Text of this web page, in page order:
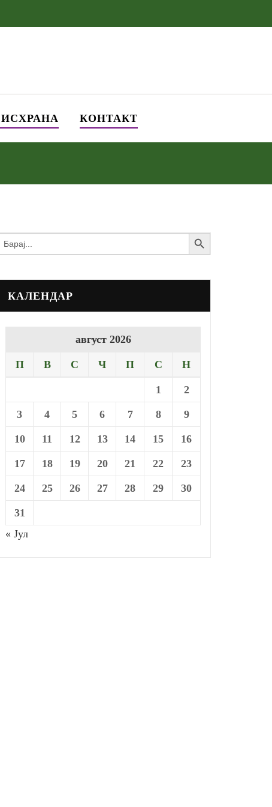
КОНТАКТ
for:
Search Button
КАЛЕНДАР
август 2026
П В С Ч П С Н
1 2
3 4 5 6 7 8 9
10 11 12 13 14 15 16
17 18 19 20 21 22 23
24 25 26 27 28 29 30
31
« Јул